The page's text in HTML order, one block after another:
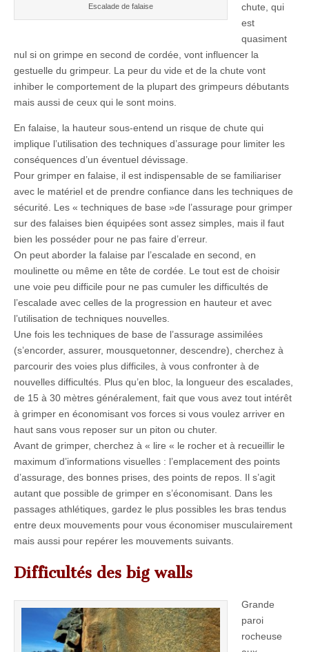
Escalade de falaise
chute, qui
est
quasiment
nul si on grimpe en second de cordée, vont influencer la
gestuelle du grimpeur. La peur du vide et de la chute vont
inhiber le comportement de la plupart des grimpeurs débutants
mais aussi de ceux qui le sont moins.
En falaise, la hauteur sous-entend un risque de chute qui
implique l’utilisation des techniques d’assurage pour limiter les
conséquences d’un éventuel dévissage.
Pour grimper en falaise, il est indispensable de se familiariser
avec le matériel et de prendre confiance dans les techniques de
sécurité. Les « techniques de base »de l’assurage pour grimper
sur des falaises bien équipées sont assez simples, mais il faut
bien les posséder pour ne pas faire d’erreur.
On peut aborder la falaise par l’escalade en second, en
moulinette ou même en tête de cordée. Le tout est de choisir
une voie peu difficile pour ne pas cumuler les difficultés de
l’escalade avec celles de la progression en hauteur et avec
l’utilisation de techniques nouvelles.
Une fois les techniques de base de l’assurage assimilées
(s’encorder, assurer, mousquetonner, descendre), cherchez à
parcourir des voies plus difficiles, à vous confronter à de
nouvelles difficultés. Plus qu’en bloc, la longueur des escalades,
de 15 à 30 mètres généralement, fait que vous avez tout intérêt
à grimper en économisant vos forces si vous voulez arriver en
haut sans vous reposer sur un piton ou chuter.
Avant de grimper, cherchez à « lire « le rocher et à recueillir le
maximum d’informations visuelles : l’emplacement des points
d’assurage, des bonnes prises, des points de repos. Il s’agit
autant que possible de grimper en s’économisant. Dans les
passages athlétiques, gardez le plus possibles les bras tendus
entre deux mouvements pour vous économiser musculairement
mais aussi pour repérer les mouvements suivants.
Difficultés des big walls
Grande
paroi
rocheuse